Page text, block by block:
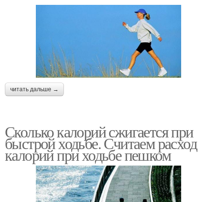
читать дальше →
Сколько калорий сжигается при
быстрой ходьбе. Считаем расход
калорий при ходьбе пешком